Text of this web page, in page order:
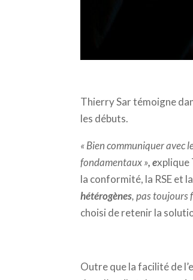
Thierry Sar témoigne
les débuts.
« Bien communiquer avec
fondamentaux », explique
la conformité, la RSE et
hétérogènes, pas toujours
choisi de retenir la
Outre que la facilité de